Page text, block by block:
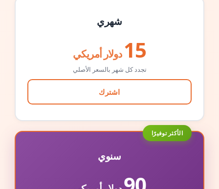
شهري
15 دولار أمريكي
تجدد كل شهر بالسعر الأصلي
اشترك
الأكثر توفيرًا
سنوي